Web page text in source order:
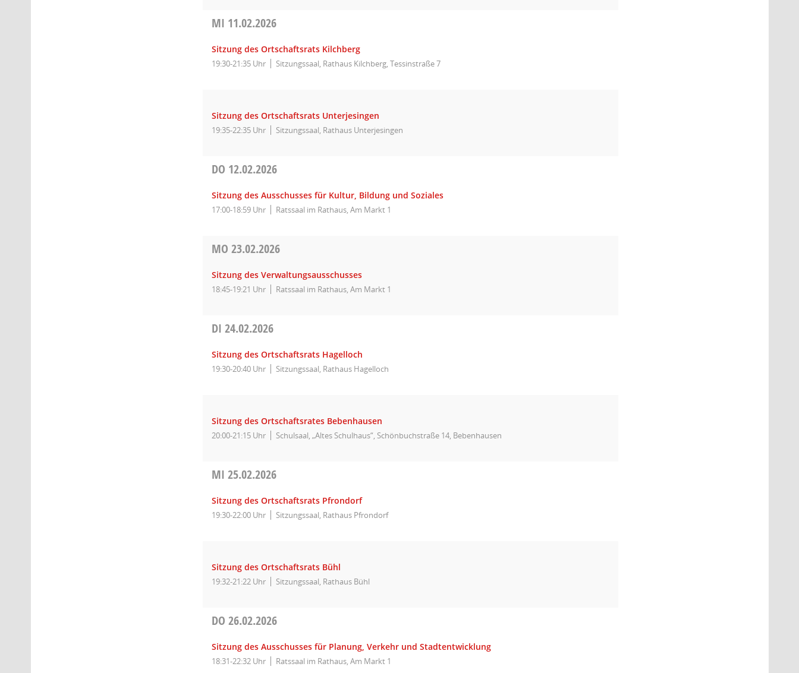
MI 11.02.2026
Sitzung des Ortschaftsrats Kilchberg
19:30-21:35 Uhr Sitzungssaal, Rathaus Kilchberg, Tessinstraße 7
Sitzung des Ortschaftsrats Unterjesingen
19:35-22:35 Uhr Sitzungssaal, Rathaus Unterjesingen
DO 12.02.2026
Sitzung des Ausschusses für Kultur, Bildung und Soziales
17:00-18:59 Uhr Ratssaal im Rathaus, Am Markt 1
MO23.02.2026
Sitzung des Verwaltungsausschusses
18:45-19:21 Uhr Ratssaal im Rathaus, Am Markt 1
DI24.02.2026
Sitzung des Ortschaftsrats Hagelloch
19:30-20:40 Uhr Sitzungssaal, Rathaus Hagelloch
Sitzung des Ortschaftsrates Bebenhausen
20:00-21:15 Uhr Schulsaal, „Altes Schulhaus“, Schönbuchstraße 14, Bebenhausen
MI25.02.2026
Sitzung des Ortschaftsrats Pfrondorf
19:30-22:00 Uhr Sitzungssaal, Rathaus Pfrondorf
Sitzung des Ortschaftsrats Bühl
19:32-21:22 Uhr Sitzungssaal, Rathaus Bühl
DO26.02.2026
Sitzung des Ausschusses für Planung, Verkehr und Stadtentwicklung
18:31-22:32 Uhr Ratssaal im Rathaus, Am Markt 1